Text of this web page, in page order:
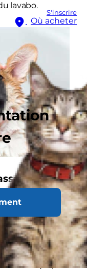
S'inscrire
Où acheter
lavabo.
, une phobie est
vis-à-
bruits
orage),
les hommes),
(départ